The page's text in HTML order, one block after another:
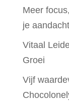
Meer
je
Vitaal
Groei
Vijf